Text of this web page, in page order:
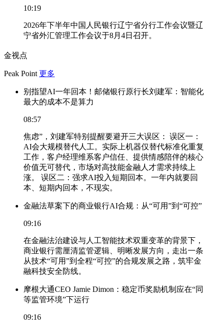
10:19
2026年下半年中国人民银行辽宁省分行工作会议暨辽
宁省外汇管理工作会议于8月4日召开。
金视点
Peak Point 更多
别指望AI一年回本！邮储银行原行长刘建军：智能化
最大的成本不是算力
08:57
焦虑”，刘建军特别提醒要避开三大误区： 误区一：
AI会大规模替代人工。实际上机器仅替代标准化重复
工作，客户经理维系客户信任、提供情感陪伴的核心
价值无可替代，市场对高技能金融人才需求持续上
涨。 误区二：强求AI投入短期回本。一年内就要回
本、短期内回本，不现实。
金融法草案下的商业银行AI合规：从“可用”到“可控”
09:16
在金融法治建设与人工智能技术双重变革的背景下，
商业银行需厘清监管逻辑、明晰发展方向，走出一条
从技术“可用”到全程“可控”的合规发展之路，筑牢金
融科技安全防线。
摩根大通CEO Jamie Dimon：稳定币奖励机制应在“同
等监管环境”下运行
09:16